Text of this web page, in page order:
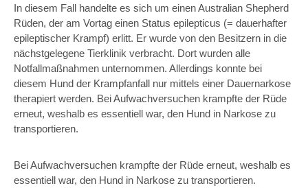
In diesem Fall handelte es sich um einen Australian Shepherd
Rüden, der am Vortag einen Status epilepticus (= dauerhafter
epileptischer Krampf) erlitt. Er wurde von den Besitzern in die
nächstgelegene Tierklinik verbracht. Dort wurden alle
Notfallmaßnahmen unternommen. Allerdings konnte bei
diesem Hund der Krampfanfall nur mittels einer Dauernarkose
therapiert werden. Bei Aufwachversuchen krampfte der Rüde
erneut, weshalb es essentiell war, den Hund in Narkose zu
transportieren.
Bei Aufwachversuchen krampfte der Rüde erneut, weshalb es
essentiell war, den Hund in Narkose zu transportieren.